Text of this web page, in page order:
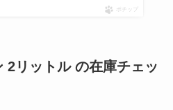
ポチップ
2リットル の在庫チェッ